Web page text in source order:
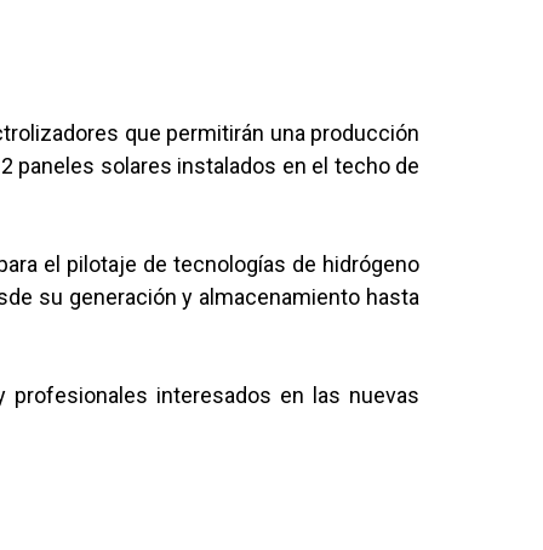
que permitirán una producción
paneles solares instalados en el techo de
el pilotaje de tecnologías de hidrógeno
su generación y almacenamiento hasta
interesados en las nuevas